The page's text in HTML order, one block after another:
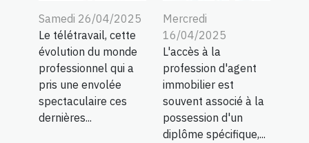
Samedi 26/04/2025
Le télétravail, cette
évolution du monde
professionnel qui a
pris une envolée
spectaculaire ces
dernières...
Mercredi
16/04/2025
L'accès à la
profession d'agent
immobilier est
souvent associé à la
possession d'un
diplôme spécifique,...